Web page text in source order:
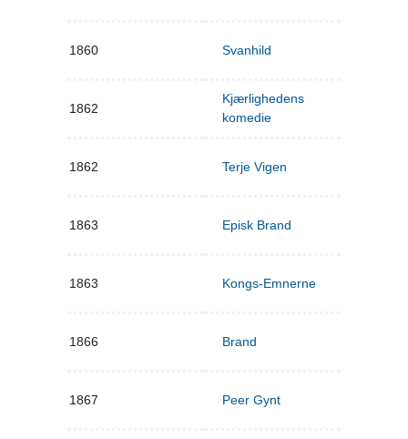
1860 Svanhild
1862
Kjærlighedens
komedie
1862 Terje Vigen
1863 Episk Brand
1863 Kongs-Emnerne
1866 Brand
1867 Peer Gynt